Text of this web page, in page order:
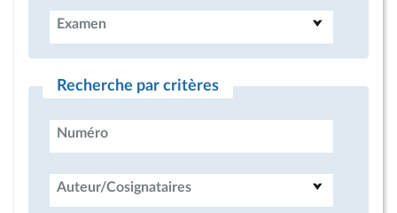
Examen
Recherche par critères
Numéro
Auteur/Cosignataires